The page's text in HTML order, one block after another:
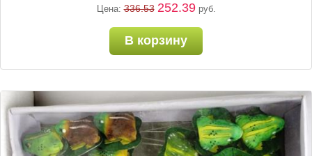
Цена:336.53 252.39руб.
В корзину